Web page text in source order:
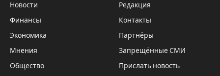
Новости
Финансы
Экономика
Мнения
Общество
Редакция
Контакты
Партнёры
Запрещённые СМИ
Прислать новость